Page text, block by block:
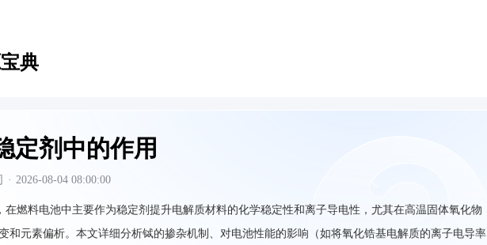
典
定剂中的作用
· 2026-08-04 08:00:00
在燃料电池中主要作为稳定剂提升电解质材料的化学稳定性和离子导电性，尤其在高温固体氧化物
和元素偏析。本文详细分析铽的掺杂机制、对电池性能的影响（如将氧化锆基电解质的离子电导率